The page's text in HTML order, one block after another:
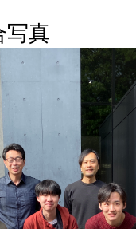
写真